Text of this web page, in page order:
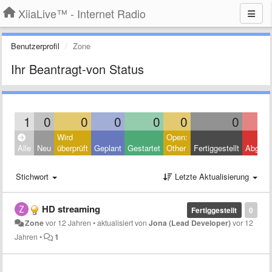
XiiaLive™ - Internet Radio
Benutzerprofil Zone
Ihr Beantragt-von Status
1 0 0 0 0 0 0
Alle Neu
Wird
überprüft Geplant Gestartet
Open:
Other
Fertiggestellt
Stichwort Letzte Aktualisierung
0
Fertiggestellt
HD streaming
Zonevor 12 Jahren •aktualisiert vonJona (Lead Developer)vor 12
Jahren • 1